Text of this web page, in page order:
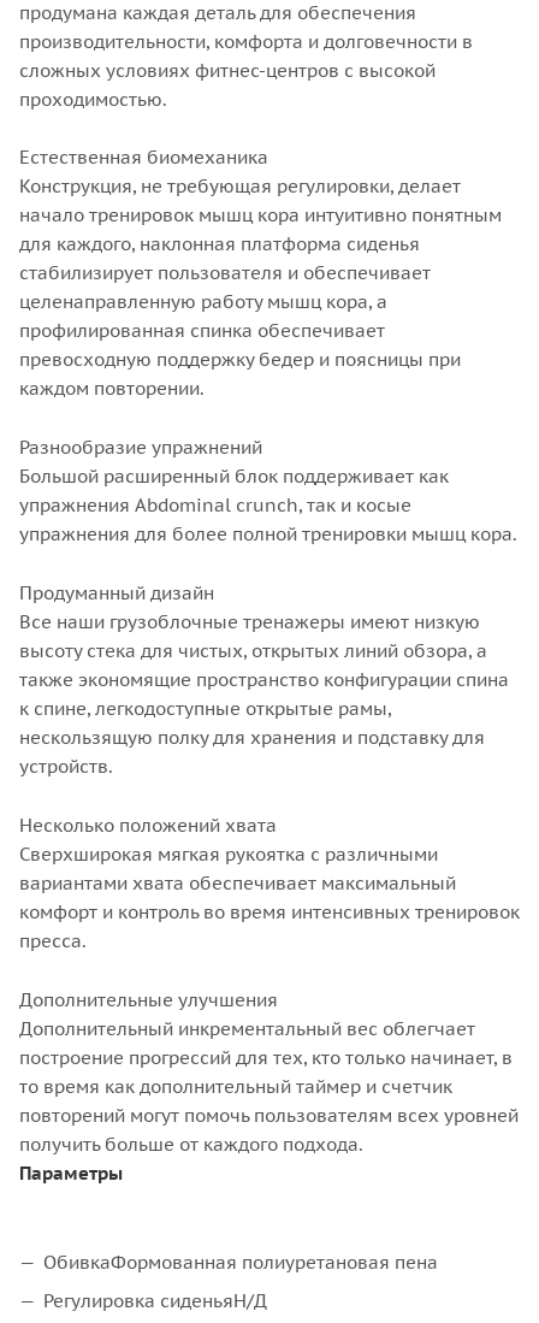
продумана каждая деталь для обеспечения
производительности, комфорта и долговечности в
сложных условиях фитнес-центров с высокой
проходимостью.
Естественная биомеханика
Конструкция, не требующая регулировки, делает
начало тренировок мышц кора интуитивно понятным
для каждого, наклонная платформа сиденья
стабилизирует пользователя и обеспечивает
целенаправленную работу мышц кора, а
профилированная спинка обеспечивает
превосходную поддержку бедер и поясницы при
каждом повторении.
Разнообразие упражнений
Большой расширенный блок поддерживает как
упражнения Abdominal crunch, так и косые
упражнения для более полной тренировки мышц кора.
Продуманный дизайн
Все наши грузоблочные тренажеры имеют низкую
высоту стека для чистых, открытых линий обзора, а
также экономящие пространство конфигурации спина
к спине, легкодоступные открытые рамы,
нескользящую полку для хранения и подставку для
устройств.
Несколько положений хвата
Сверхширокая мягкая рукоятка с различными
вариантами хвата обеспечивает максимальный
комфорт и контроль во время интенсивных тренировок
пресса.
Дополнительные улучшения
Дополнительный инкрементальный вес облегчает
построение прогрессий для тех, кто только начинает, в
то время как дополнительный таймер и счетчик
повторений могут помочь пользователям всех уровней
получить больше от каждого подхода.
Параметры
ОбивкаФормованная полиуретановая пена
Регулировка сиденьяН/Д